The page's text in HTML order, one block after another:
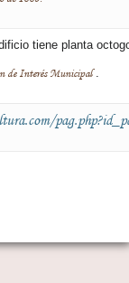
tiene planta
de Interés Municipal.